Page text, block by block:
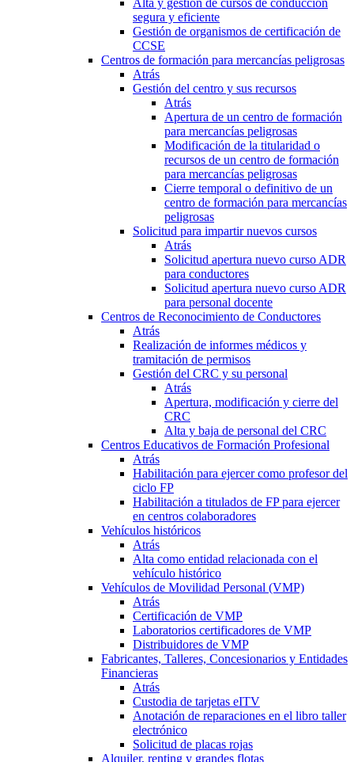
Alta y gestión de cursos de conducción
segura y eficiente
Gestión de organismos de certificación de
CCSE
Centros de formación para mercancías peligrosas
Atrás
Gestión del centro y sus recursos
Atrás
Apertura de un centro de formación
para mercancías peligrosas
Modificación de la titularidad o
recursos de un centro de formación
para mercancías peligrosas
Cierre temporal o definitivo de un
centro de formación para mercancías
peligrosas
Solicitud para impartir nuevos cursos
Atrás
Solicitud apertura nuevo curso ADR
para conductores
Solicitud apertura nuevo curso ADR
para personal docente
Centros de Reconocimiento de Conductores
Atrás
Realización de informes médicos y
tramitación de permisos
Gestión del CRC y su personal
Atrás
Apertura, modificación y cierre del
CRC
Alta y baja de personal del CRC
Centros Educativos de Formación Profesional
Atrás
Habilitación para ejercer como profesor del
ciclo FP
Habilitación a titulados de FP para ejercer
en centros colaboradores
Vehículos históricos
Atrás
Alta como entidad relacionada con el
vehículo histórico
Vehículos de Movilidad Personal (VMP)
Atrás
Certificación de VMP
Laboratorios certificadores de VMP
Distribuidores de VMP
Fabricantes, Talleres, Concesionarios y Entidades
Financieras
Atrás
Custodia de tarjetas eITV
Anotación de reparaciones en el libro taller
electrónico
Solicitud de placas rojas
Alquiler, renting y grandes flotas